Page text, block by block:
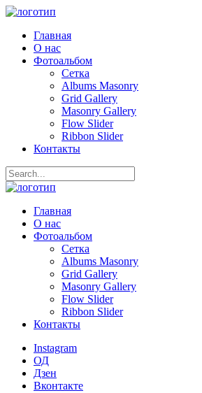
Главная
О нас
Фотоальбом
Сетка
Albums Masonry
Grid Gallery
Masonry Gallery
Flow Slider
Ribbon Slider
Контакты
Главная
О нас
Фотоальбом
Сетка
Albums Masonry
Grid Gallery
Masonry Gallery
Flow Slider
Ribbon Slider
Контакты
Instagram
ОД
Дзен
Вконтакте